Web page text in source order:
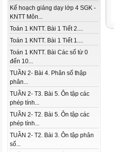
Kế hoạch giảng dạy lớp 4 SGK -
KNTT Môn...
Toán 1 KNTT. Bài 1 Tiết 2....
Toán 1 KNTT. Bài 1 Tiết 1....
Toán 1 KNTT. Bài Các số từ 0
đến 10...
TUẦN 2- Bài 4. Phân số thập
phân...
TUẦN 2- T3. Bài 5. Ôn tập các
phép tính...
TUẦN 2- T2. Bài 5. Ôn tập các
phép tính...
TUẦN 2- T2. Bài 3. Ôn tập phân
số...